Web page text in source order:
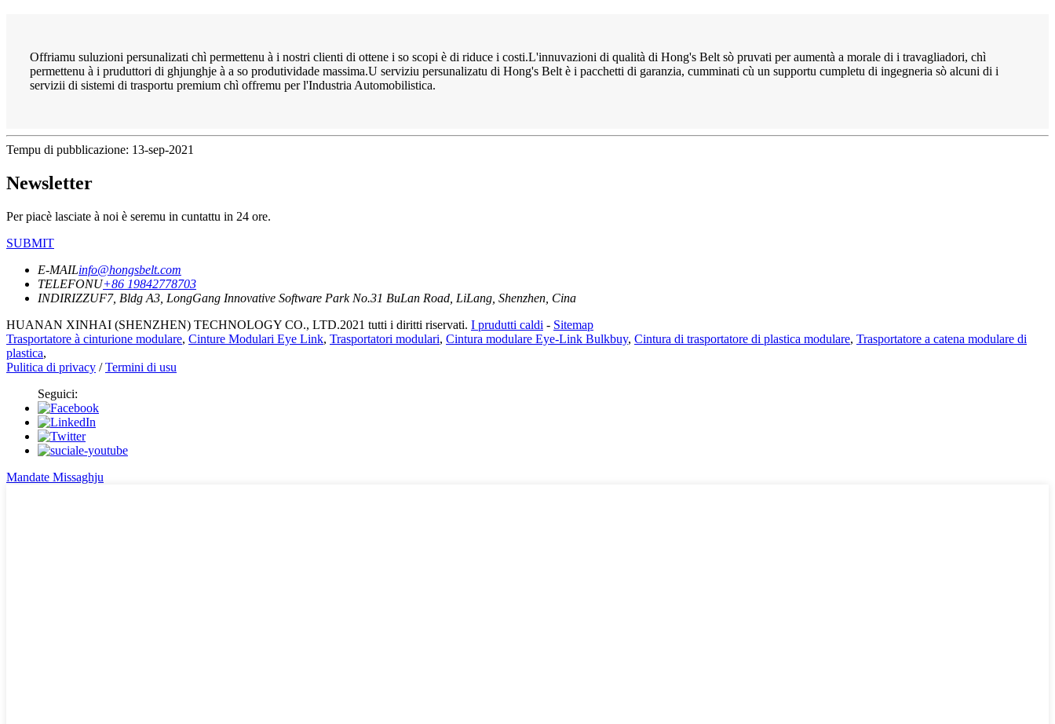
Offriamu suluzioni persunalizati chì permettenu à i nostri clienti di ottene i so scopi è di riduce i costi.L'innuvazioni di qualità di Hong's Belt sò pruvati per aumentà a morale di i travagliadori, chì
permettenu à i pruduttori di ghjunghje à a so produtividade massima.U serviziu persunalizatu di Hong's Belt è i pacchetti di garanzia, cumminati cù un supportu cumpletu di ingegneria sò alcuni di i
servizii di sistemi di trasportu premium chì offremu per l'Industria Automobilistica.
Tempu di pubblicazione: 13-sep-2021
Newsletter
Per piacè lasciate à noi è seremu in cuntattu in 24 ore.
SUBMIT
E-MAILinfo@hongsbelt.com
TELEFONU+86 19842778703
INDIRIZZUF7, Bldg A3, LongGang Innovative Software Park No.31 BuLan Road, LiLang, Shenzhen, Cina
HUANAN XINHAI (SHENZHEN) TECHNOLOGY CO., LTD.2021 tutti i diritti riservati. I prudutti caldi - Sitemap
Trasportatore à cinturione modulare, Cinture Modulari Eye Link, Trasportatori modulari, Cintura modulare Eye-Link Bulkbuy, Cintura di trasportatore di plastica modulare, Trasportatore a catena modulare di
plastica,
Pulitica di privacy /Termini di usu
Seguici:
Mandate Missaghju